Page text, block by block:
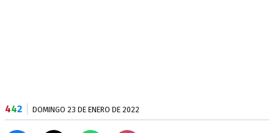
442 DOMINGO 23 DE ENERO DE 2022